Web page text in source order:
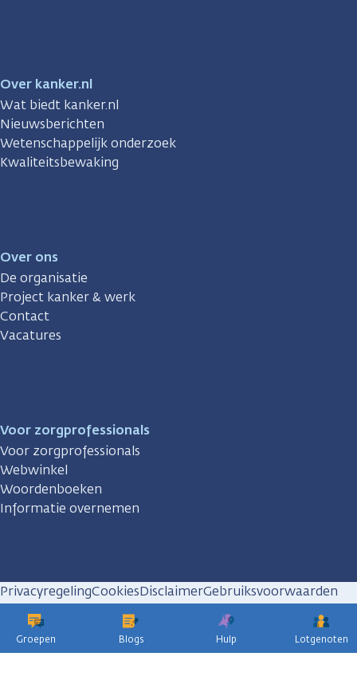
Groepen Blogs Hulp Lotgenoten
Over kanker.nl
Wat biedt kanker.nl
Nieuwsberichten
Wetenschappelijk onderzoek
Kwaliteitsbewaking
Over ons
De organisatie
Project kanker & werk
Contact
Vacatures
Voor zorgprofessionals
Voor zorgprofessionals
Webwinkel
Woordenboeken
Informatie overnemen
PrivacyregelingCookiesDisclaimerGebruiksvoorwaarden
Huisregels